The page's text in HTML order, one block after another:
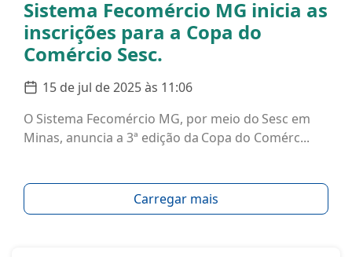
Sistema Fecomércio MG inicia as
inscrições para a Copa do
Comércio Sesc.
15 de jul de 2025 às 11:06
O Sistema Fecomércio MG, por meio do Sesc em
Minas, anuncia a 3ª edição da Copa do Comérc...
Carregar mais